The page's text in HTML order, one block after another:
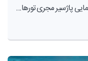
تورهای اقساطی تایلند ارزان قیمت آژانس هواپیمایی پاژسیر مجری تورهای داخلی و خارجی اقساطی از مشهد